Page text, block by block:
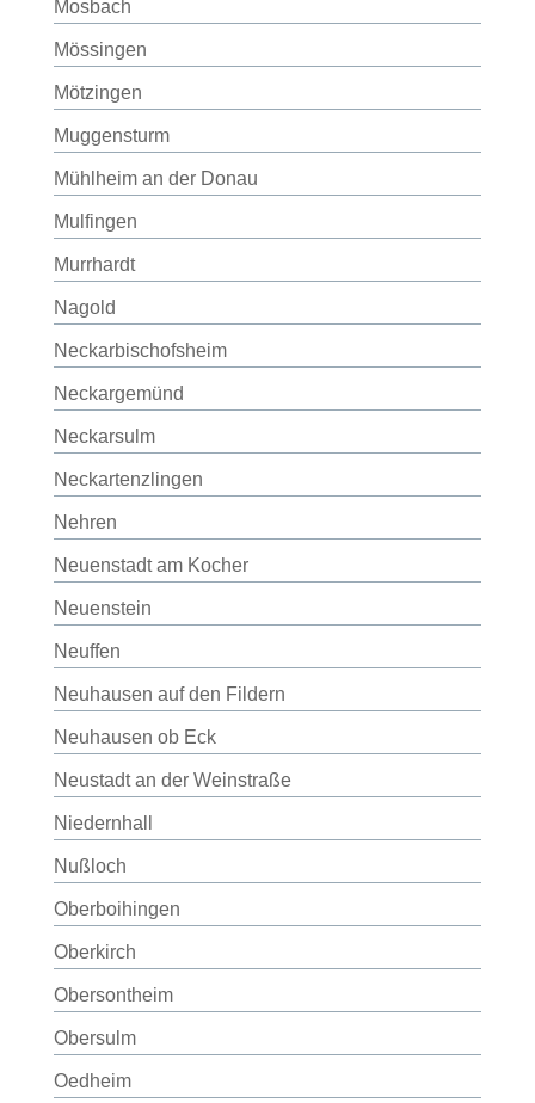
Mosbach
Mössingen
Mötzingen
Muggensturm
Mühlheim an der Donau
Mulfingen
Murrhardt
Nagold
Neckarbischofsheim
Neckargemünd
Neckarsulm
Neckartenzlingen
Nehren
Neuenstadt am Kocher
Neuenstein
Neuffen
Neuhausen auf den Fildern
Neuhausen ob Eck
Neustadt an der Weinstraße
Niedernhall
Nußloch
Oberboihingen
Oberkirch
Obersontheim
Obersulm
Oedheim